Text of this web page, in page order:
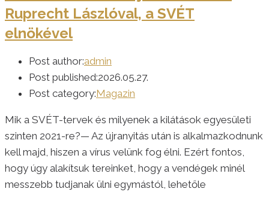
Ruprecht Lászlóval, a SVÉT
elnökével
Post author:admin
Post published:2026.05.27.
Post category:Magazin
Mik a SVÉT-tervek és milyenek a kilátások egyesületi
szinten 2021-re?— Az újranyitás után is alkalmazkodnunk
kell majd, hiszen a vírus velünk fog élni. Ezért fontos,
hogy úgy alakítsuk tereinket, hogy a vendégek minél
messzebb tudjanak ülni egymástól, lehetőle